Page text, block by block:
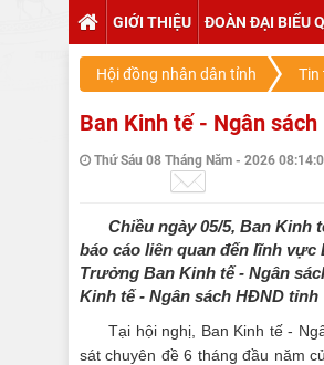
GIỚI THIỆU ĐOÀN ĐẠI BIỂU
Hội đồng nhân dân tỉnh Tin
Ban Kinh tế - Ngân
Thứ Sáu 08 Tháng Năm - 2026
Chiều ngày 05/5, Ban Kinh
báo cáo liên quan đến lĩnh vực
Trưởng Ban Kinh tế - Ngân
Kinh tế - Ngân sách HĐND tỉnh
Tại hội nghị, Ban Kinh tế -
sát chuyên đề 6 tháng đầu năm